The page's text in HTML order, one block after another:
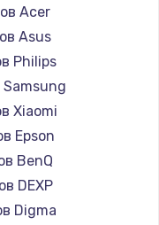
модуля
Acer
Asus
Philips
Xiaomi
Epson
BenQ
DEXP
Digma